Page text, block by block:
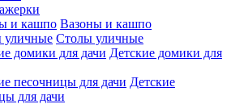
Вазоны и кашпо
Столы уличные
Детские домики для
Детские
для дачи